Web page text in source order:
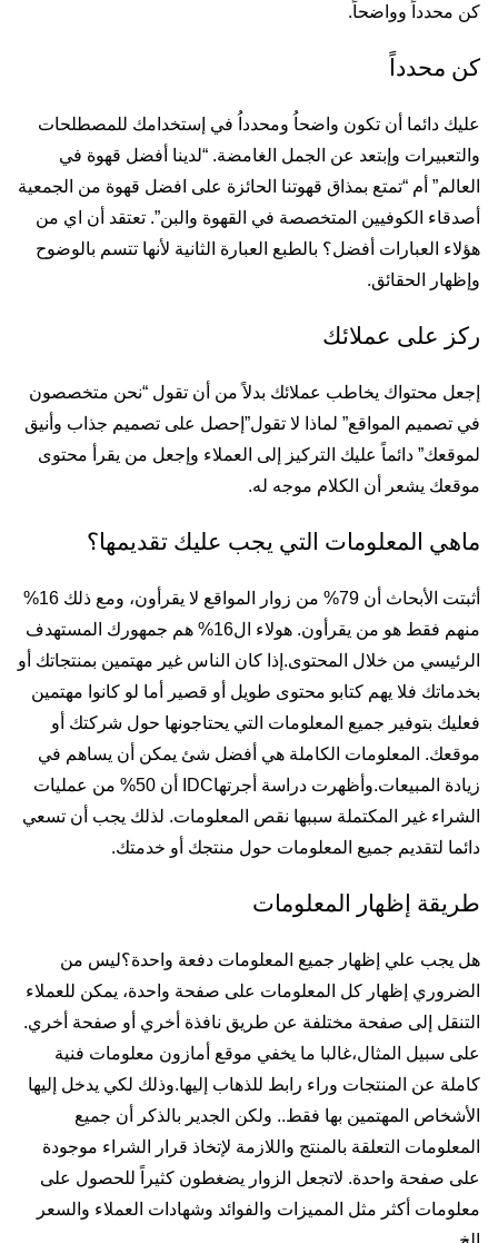
كن محدداً وواضحاً.
كن محدداً
عليك دائما أن تكون واضحاُ ومحدداُ في إستخدامك للمصطلحات
والتعبيرات وإبتعد عن الجمل الغامضة. “لدينا أفضل قهوة في
العالم” أم “تمتع بمذاق قهوتنا الحائزة على افضل قهوة من الجمعية
أصدقاء الكوفيين المتخصصة في القهوة والبن”. تعتقد أن اي من
هؤلاء العبارات أفضل؟ بالطبع العبارة الثانية لأنها تتسم بالوضوح
وإظهار الحقائق.
ركز على عملائك
إجعل محتواك يخاطب عملائك بدلاً من أن تقول “نحن متخصصون
في تصميم المواقع” لماذا لا تقول”إحصل على تصميم جذاب وأنيق
لموقعك” دائماً عليك التركيز إلى العملاء وإجعل من يقرأ محتوى
موقعك يشعر أن الكلام موجه له.
ماهي المعلومات التي يجب عليك تقديمها؟
أثبتت الأبحاث أن 79% من زوار المواقع لا يقرأون، ومع ذلك 16%
منهم فقط هو من يقرأون. هولاء ال16% هم جمهورك المستهدف
الرئيسي من خلال المحتوى.إذا كان الناس غير مهتمين بمنتجاتك أو
بخدماتك فلا يهم كتابو محتوى طويل أو قصير أما لو كانوا مهتمين
فعليك بتوفير جميع المعلومات التي يحتاجونها حول شركتك أو
موقعك. المعلومات الكاملة هي أفضل شئ يمكن أن يساهم في
زيادة المبيعات.وأظهرت دراسة أجرتهاIDC أن 50% من عمليات
الشراء غير المكتملة سببها نقص المعلومات. لذلك يجب أن تسعي
دائما لتقديم جميع المعلومات حول منتجك أو خدمتك.
طريقة إظهار المعلومات
هل يجب علي إظهار جميع المعلومات دفعة واحدة؟ليس من
الضروري إظهار كل المعلومات على صفحة واحدة، يمكن للعملاء
التنقل إلى صفحة مختلفة عن طريق نافذة أخري أو صفحة أخري.
على سبيل المثال،غالبا ما يخفي موقع أمازون معلومات فنية
كاملة عن المنتجات وراء رابط للذهاب إليها.وذلك لكي يدخل إليها
الأشخاص المهتمين بها فقط.. ولكن الجدير بالذكر أن جميع
المعلومات التعلقة بالمنتج واللازمة لإتخاذ قرار الشراء موجودة
على صفحة واحدة. لاتجعل الزوار يضغطون كثيراً للحصول على
معلومات أكثر مثل المميزات والفوائد وشهادات العملاء والسعر